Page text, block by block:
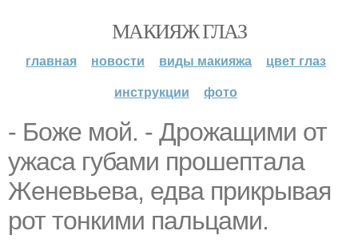
МАКИЯЖ ГЛАЗ
главная новости виды макияжа
цвет глаз
инструкции
фото
- Боже мой. - Дрожащими от
ужаса губами прошептала
Женевьева, едва прикрывая
рот тонкими пальцами.